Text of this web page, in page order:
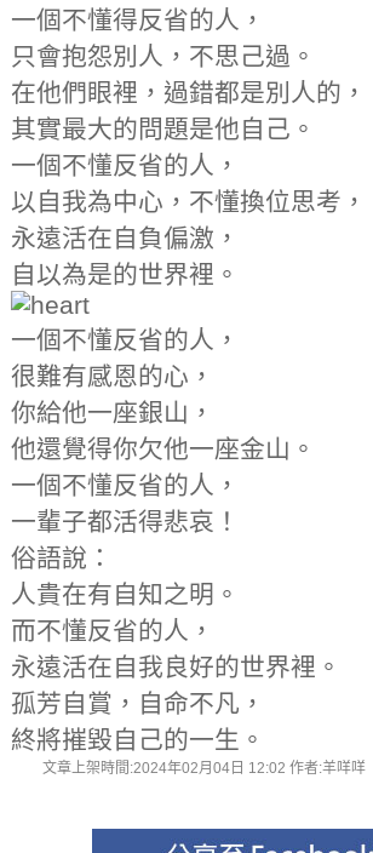
一個不懂得反省的人，
只會抱怨別人，不思己過。
在他們眼裡，過錯都是別人的，
其實最大的問題是他自己。
一個不懂反省的人，
以自我為中心，不懂換位思考，
永遠活在自負偏激，
自以為是的世界裡。
一個不懂反省的人，
很難有感恩的心，
你給他一座銀山，
他還覺得你欠他一座金山。
一個不懂反省的人，
一輩子都活得悲哀！
俗語說：
人貴在有自知之明。
而不懂反省的人，
永遠活在自我良好的世界裡。
孤芳自賞，自命不凡，
終將摧毀自己的一生。
文章上架時間:2024年02月04日 12:02 作者:羊咩咩